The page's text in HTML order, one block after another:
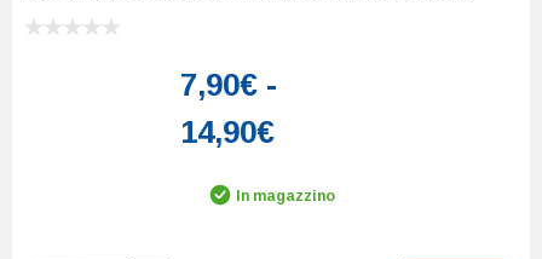
7,90€ -
14,90€
In magazzino